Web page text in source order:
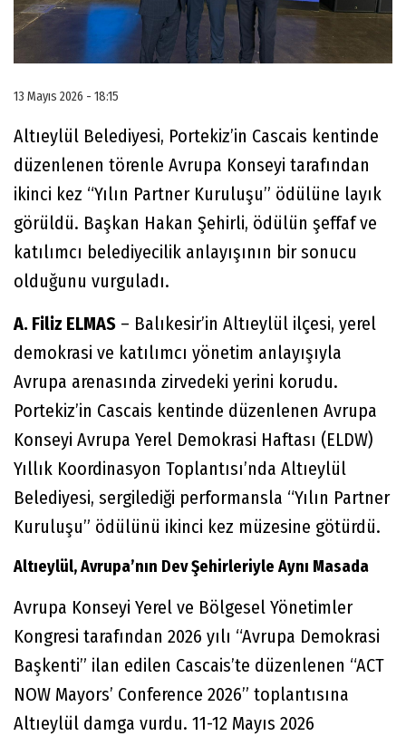
13 Mayıs 2026 - 18:15
Altıeylül Belediyesi, Portekiz’in Cascais kentinde
düzenlenen törenle Avrupa Konseyi tarafından
ikinci kez “Yılın Partner Kuruluşu” ödülüne layık
görüldü. Başkan Hakan Şehirli, ödülün şeffaf ve
katılımcı belediyecilik anlayışının bir sonucu
olduğunu vurguladı.
A. Filiz ELMAS – Balıkesir’in Altıeylül ilçesi, yerel
demokrasi ve katılımcı yönetim anlayışıyla
Avrupa arenasında zirvedeki yerini korudu.
Portekiz’in Cascais kentinde düzenlenen Avrupa
Konseyi Avrupa Yerel Demokrasi Haftası (ELDW)
Yıllık Koordinasyon Toplantısı’nda Altıeylül
Belediyesi, sergilediği performansla “Yılın Partner
Kuruluşu” ödülünü ikinci kez müzesine götürdü.
Altıeylül, Avrupa’nın Dev Şehirleriyle Aynı Masada
Avrupa Konseyi Yerel ve Bölgesel Yönetimler
Kongresi tarafından 2026 yılı “Avrupa Demokrasi
Başkenti” ilan edilen Cascais’te düzenlenen “ACT
NOW Mayors’ Conference 2026” toplantısına
Altıeylül damga vurdu. 11-12 Mayıs 2026